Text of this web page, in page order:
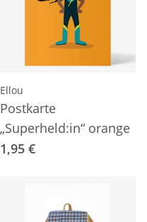
Ellou
Postkarte
„Superheld:in“ orange
1,95 €